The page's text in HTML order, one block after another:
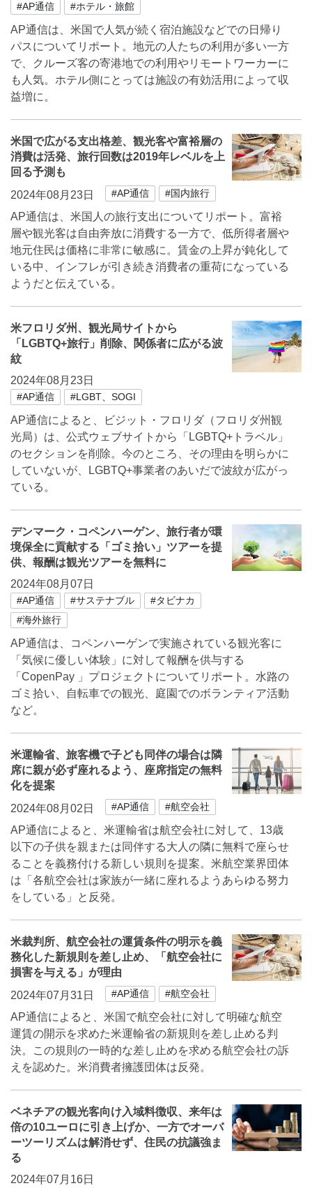
#AP通信 #ホテル・旅館
AP通信は、米国で人気が続く宿泊施設などでの日帰り
パスについてリポート。地元の人たちの利用が多い一方
で、クルーズ客の寄港地での利用やリモートワーカーに
も人気。ホテル側にとっては施設の有効活用によって収
益増に。
米国で広がる支出格差、観光客や富裕層の
消費は活発、旅行回数は2019年レベルを上
回る予測も
2024年08月23日
#AP通信 #国内旅行
AP通信は、米国人の旅行支出についてリポート。富裕
層や観光客は自由奔放に消費する一方で、低所得者層や
地元住民は価格に非常に敏感に。賃金の上昇が鈍化して
いる中、インフレが引き続き消費者の重荷になっている
ようだと伝えている。
米フロリダ州、観光局サイトから
「LGBTQ+旅行」削除、関係者に広がる波
紋
2024年08月23日
#AP通信 #LGBT、SOGI
AP通信によると、ビジット・フロリダ（フロリダ州観
光局）は、公式ウェブサイトから「LGBTQ+トラベル」
のセクションを削除。今のところ、その理由を明らかに
していないが、LGBTQ+事業者のあいだで波紋が広がっ
ている。
デンマーク・コペンハーゲン、旅行者が環
境保全に貢献する「ゴミ拾い」ツアーを提
供、報酬は観光ツアーを無料に
2024年08月07日
#AP通信 #サステナブル
#タビナカ
#海外旅行
AP通信は、コペンハーゲンで実施されている観光客に
「気候に優しい体験」に対して報酬を供与する
「CopenPay 」プロジェクトについてリポート。水路の
ゴミ拾い、自転車での観光、庭園でのボランティア活動
など。
米運輸省、旅客機で子ども同伴の場合は隣
席に親が必ず座れるよう、座席指定の無料
化を提案
2024年08月02日
#AP通信 #航空会社
AP通信によると、米運輸省は航空会社に対して、13歳
以下の子供を親または同伴する大人の隣に無料で座らせ
ることを義務付ける新しい規則を提案。米航空業界団体
は「各航空会社は家族が一緒に座れるようあらゆる努力
をしている」と反発。
米裁判所、航空会社の運賃条件の明示を義
務化した新規則を差し止め、「航空会社に
損害を与える」が理由
2024年07月31日
#AP通信 #航空会社
AP通信によると、米国で航空会社に対して明確な航空
運賃の開示を求めた米運輸省の新規則を差し止める判
決。この規則の一時的な差し止めを求める航空会社の訴
えを認めた。米消費者擁護団体は反発。
ベネチアの観光客向け入域料徴収、来年は
倍の10ユーロに引き上げか、一方でオーバ
ーツーリズムは解消せず、住民の抗議強ま
る
2024年07月16日